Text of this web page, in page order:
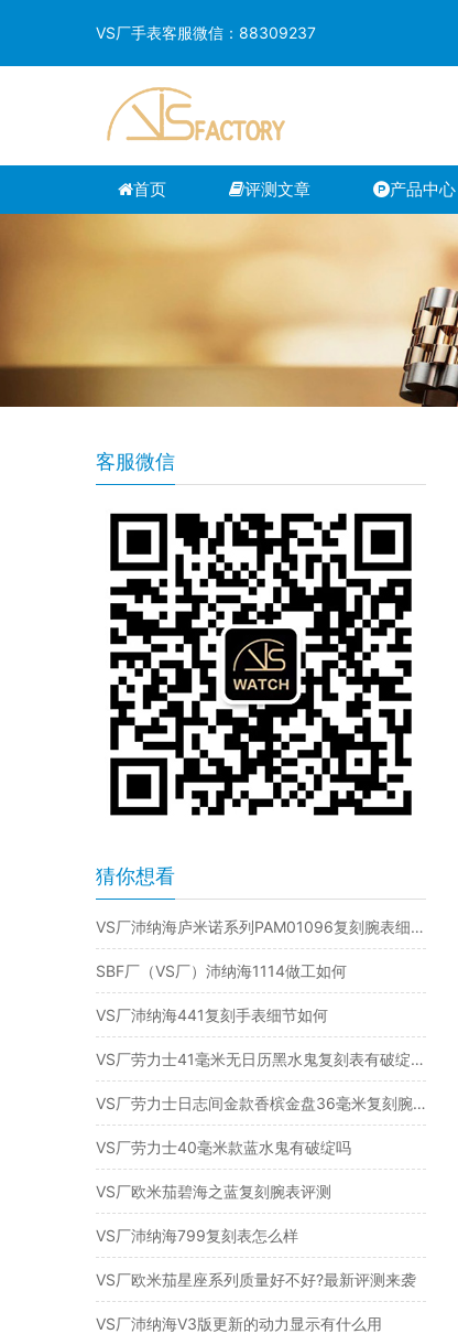
首页 评测文章 产品中心
客服微信
猜你想看
VS厂沛纳海庐米诺系列PAM01096复刻腕表细节评测
SBF厂（VS厂）沛纳海1114做工如何
VS厂沛纳海441复刻手表细节如何
VS厂劳力士41毫米无日历黑水鬼复刻表有破绽吗（复刻腕表值得入手吗）
VS厂劳力士日志间金款香槟金盘36毫米复刻腕表怎么样
VS厂劳力士40毫米款蓝水鬼有破绽吗
VS厂欧米茄碧海之蓝复刻腕表评测
VS厂沛纳海799复刻表怎么样
VS厂欧米茄星座系列质量好不好?最新评测来袭
VS厂沛纳海V3版更新的动力显示有什么用
VS厂手表客服微信：88309237